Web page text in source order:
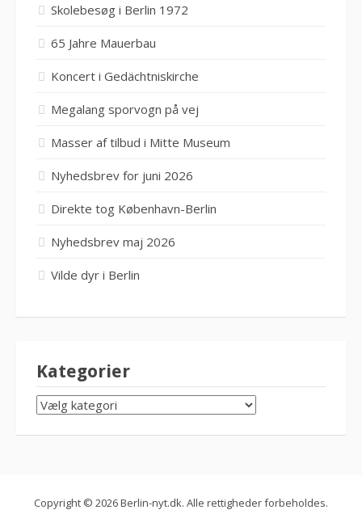
Skolebesøg i Berlin 1972
65 Jahre Mauerbau
Koncert i Gedächtniskirche
Megalang sporvogn på vej
Masser af tilbud i Mitte Museum
Nyhedsbrev for juni 2026
Direkte tog København-Berlin
Nyhedsbrev maj 2026
Vilde dyr i Berlin
Kategorier
KATEGORIER
Copyright © 2026 Berlin-nyt.dk. Alle rettigheder forbeholdes.